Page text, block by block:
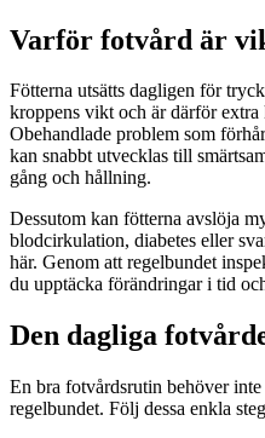
Varför fotvård är
Fötterna utsätts dagligen för
kroppens vikt och är därför extra
Obehandlade problem som
kan snabbt utvecklas till
gång och hållning.
Dessutom kan fötterna avslöja
blodcirkulation, diabetes eller
här. Genom att regelbundet
du upptäcka förändringar i tid
Den dagliga
En bra fotvårdsrutin behöver
regelbundet. Följ dessa enkla